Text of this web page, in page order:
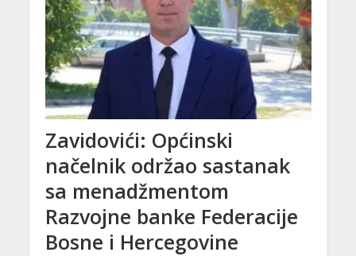
Zavidovići: Općinski
načelnik održao sastanak
sa menadžmentom
Razvojne banke Federacije
Bosne i Hercegovine